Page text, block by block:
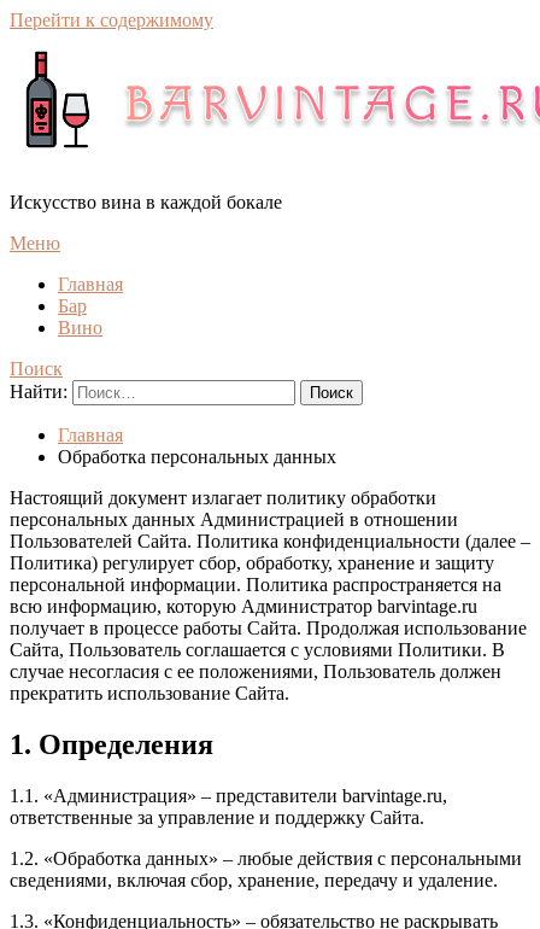
Перейти к содержимому
Искусство вина в каждой бокале
Меню
Главная
Бар
Вино
Поиск
Найти:
Главная
Обработка персональных данных
Настоящий документ излагает политику обработки
персональных данных Администрацией в отношении
Пользователей Сайта. Политика конфиденциальности (далее –
Политика) регулирует сбор, обработку, хранение и защиту
персональной информации. Политика распространяется на
всю информацию, которую Администратор barvintage.ru
получает в процессе работы Сайта. Продолжая использование
Сайта, Пользователь соглашается с условиями Политики. В
случае несогласия с ее положениями, Пользователь должен
прекратить использование Сайта.
1. Определения
1.1. «Администрация» – представители barvintage.ru,
ответственные за управление и поддержку Сайта.
1.2. «Обработка данных» – любые действия с персональными
сведениями, включая сбор, хранение, передачу и удаление.
1.3. «Конфиденциальность» – обязательство не раскрывать